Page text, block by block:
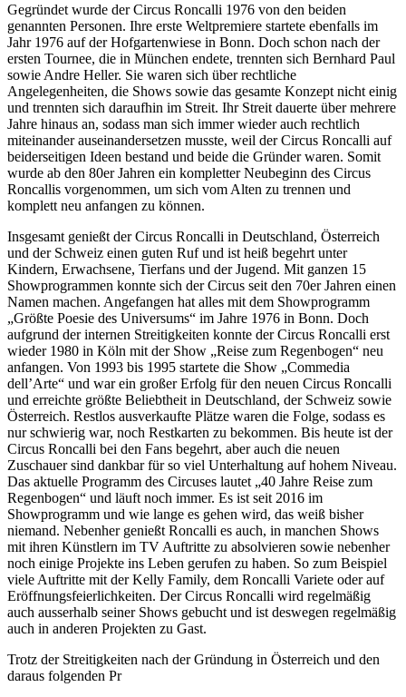
Gegründet wurde der Circus Roncalli 1976 von den beiden
genannten Personen. Ihre erste Weltpremiere startete ebenfalls im
Jahr 1976 auf der Hofgartenwiese in Bonn. Doch schon nach der
ersten Tournee, die in München endete, trennten sich Bernhard Paul
sowie Andre Heller. Sie waren sich über rechtliche
Angelegenheiten, die Shows sowie das gesamte Konzept nicht einig
und trennten sich daraufhin im Streit. Ihr Streit dauerte über mehrere
Jahre hinaus an, sodass man sich immer wieder auch rechtlich
miteinander auseinandersetzen musste, weil der Circus Roncalli auf
beiderseitigen Ideen bestand und beide die Gründer waren. Somit
wurde ab den 80er Jahren ein kompletter Neubeginn des Circus
Roncallis vorgenommen, um sich vom Alten zu trennen und
komplett neu anfangen zu können.
Insgesamt genießt der Circus Roncalli in Deutschland, Österreich
und der Schweiz einen guten Ruf und ist heiß begehrt unter
Kindern, Erwachsene, Tierfans und der Jugend. Mit ganzen 15
Showprogrammen konnte sich der Circus seit den 70er Jahren einen
Namen machen. Angefangen hat alles mit dem Showprogramm
„Größte Poesie des Universums“ im Jahre 1976 in Bonn. Doch
aufgrund der internen Streitigkeiten konnte der Circus Roncalli erst
wieder 1980 in Köln mit der Show „Reise zum Regenbogen“ neu
anfangen. Von 1993 bis 1995 startete die Show „Commedia
dell’Arte“ und war ein großer Erfolg für den neuen Circus Roncalli
und erreichte größte Beliebtheit in Deutschland, der Schweiz sowie
Österreich. Restlos ausverkaufte Plätze waren die Folge, sodass es
nur schwierig war, noch Restkarten zu bekommen. Bis heute ist der
Circus Roncalli bei den Fans begehrt, aber auch die neuen
Zuschauer sind dankbar für so viel Unterhaltung auf hohem Niveau.
Das aktuelle Programm des Circuses lautet „40 Jahre Reise zum
Regenbogen“ und läuft noch immer. Es ist seit 2016 im
Showprogramm und wie lange es gehen wird, das weiß bisher
niemand. Nebenher genießt Roncalli es auch, in manchen Shows
mit ihren Künstlern im TV Auftritte zu absolvieren sowie nebenher
noch einige Projekte ins Leben gerufen zu haben. So zum Beispiel
viele Auftritte mit der Kelly Family, dem Roncalli Variete oder auf
Eröffnungsfeierlichkeiten. Der Circus Roncalli wird regelmäßig
auch ausserhalb seiner Shows gebucht und ist deswegen regelmäßig
auch in anderen Projekten zu Gast.
Trotz der Streitigkeiten nach der Gründung in Österreich und den
daraus folgenden Pr